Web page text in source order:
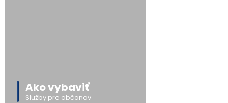
Ako vybaviť
Služby pre občanov